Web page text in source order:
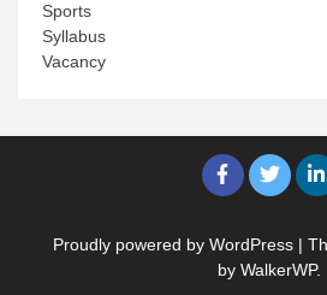
Sports
Syllabus
Vacancy
Proudly powered by WordPress |
by WalkerWP.